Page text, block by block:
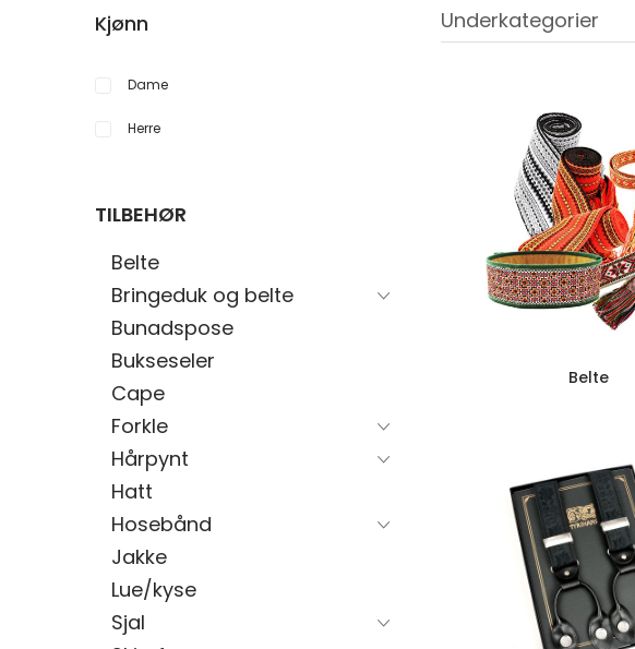
Kjønn
Dame
Herre
TILBEHØR
Belte
Bringeduk og belte
Bunadspose
Bukseseler
Cape
Forkle
Hårpynt
Hatt
Hosebånd
Jakke
Lue/kyse
Sjal
Underkategorier
Belte